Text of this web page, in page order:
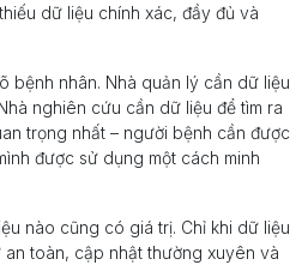
dữ liệu chính xác, đầy đủ và
bệnh nhân. Nhà quản lý cần dữ liệu
nghiên cứu cần dữ liệu để tìm ra
trọng nhất – người bệnh cần được
được sử dụng một cách minh
nào cũng có giá trị. Chỉ khi dữ liệu
toàn, cập nhật thường xuyên và